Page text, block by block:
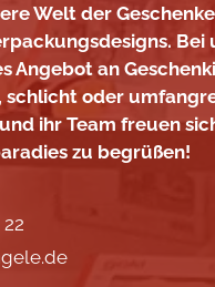
Welt der
Angebot an
schlicht oder
ihr Team freuen
zu begrüßen!
22